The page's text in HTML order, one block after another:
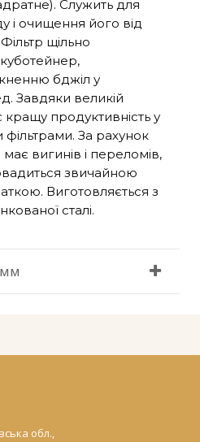
Служить для
і очищення його від
щільно
бджіл у
Завдяки великій
кращу продуктивність у
фільтрами. За рахунок
вигинів і переломів,
звичайною
Виготовляється з
сталі.
мм
обл.,